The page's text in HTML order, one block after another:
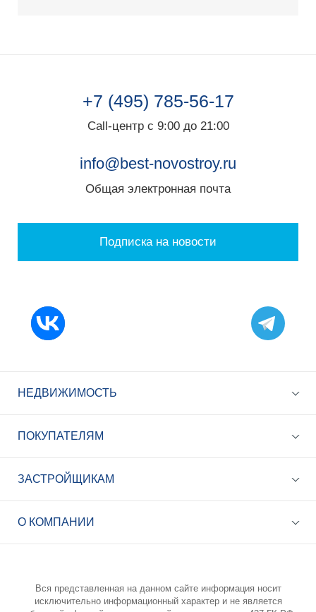
+7 (495) 785-56-17
+7 (495) 785-56-17
Call-центр с 9:00 до 21:00
info@best-novostroy.ru
Общая электронная почта
Подписка на новости
НЕДВИЖИМОСТЬ
ПОКУПАТЕЛЯМ
ЗАСТРОЙЩИКАМ
О КОМПАНИИ
Вся представленная на данном сайте информация носит
исключительно информационный характер и не является